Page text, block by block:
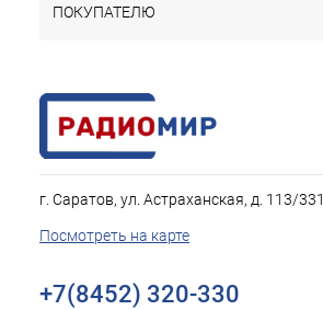
ПОКУПАТЕЛЮ
г. Саратов, ул. Астраханская, д. 113/331
Посмотреть на карте
+7(8452) 320-330